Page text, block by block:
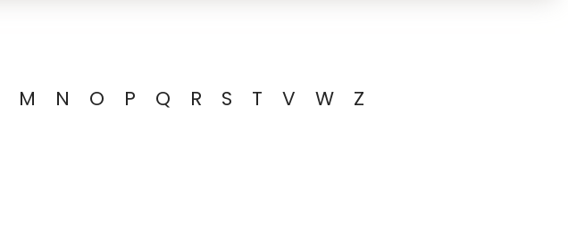
M N O P Q R S T V W Z